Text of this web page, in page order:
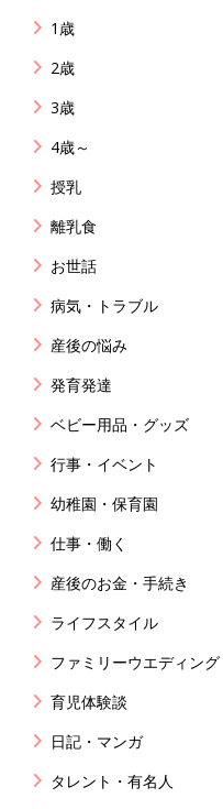
1歳
2歳
3歳
4歳～
授乳
離乳食
お世話
病気・トラブル
産後の悩み
発育発達
ベビー用品・グッズ
行事・イベント
幼稚園・保育園
仕事・働く
産後のお金・手続き
ライフスタイル
ファミリーウエディング
育児体験談
日記・マンガ
タレント・有名人